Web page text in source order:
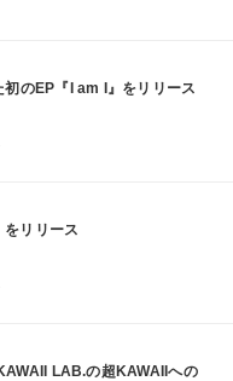
のEP『I am I』をリリース
リリース
LAB.の超KAWAIIへの